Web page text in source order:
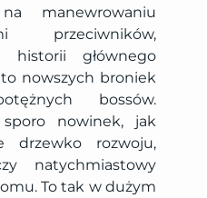
manewrowaniu
przeciwników,
historii głównego
nowszych broniek
bossów.
nowinek, jak
drzewko rozwoju,
natychmiastowy
To tak w dużym